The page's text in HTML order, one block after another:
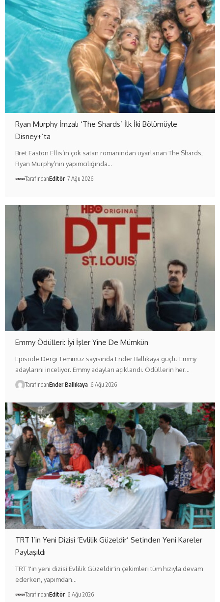
Ryan Murphy İmzalı ‘The Shards’ İlk İki Bölümüyle
Disney+’ta
Bret Easton Ellis’in çok satan romanından uyarlanan The Shards,
Ryan Murphy’nin yapımcılığında…
TarafındanEditör 7 Ağu 2026
Emmy Ödülleri: İyi İşler Yine De Mümkün
Episode Dergi Temmuz sayısında Ender Ballıkaya güçlü Emmy
adaylarını inceliyor. Emmy adayları açıklandı. Ödüllerin her…
TarafındanEnder Ballıkaya 6 Ağu 2026
TRT 1’in Yeni Dizisi ‘Evlilik Güzeldir’ Setinden Yeni Kareler
Paylaşıldı
TRT 1'in yeni dizisi Evlilik Güzeldir'in çekimleri tüm hızıyla devam
ederken, yapımdan…
TarafındanEditör 6 Ağu 2026